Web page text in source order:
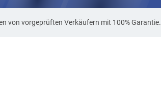
von vorgeprüften Verkäufern mit 100% Garantie.